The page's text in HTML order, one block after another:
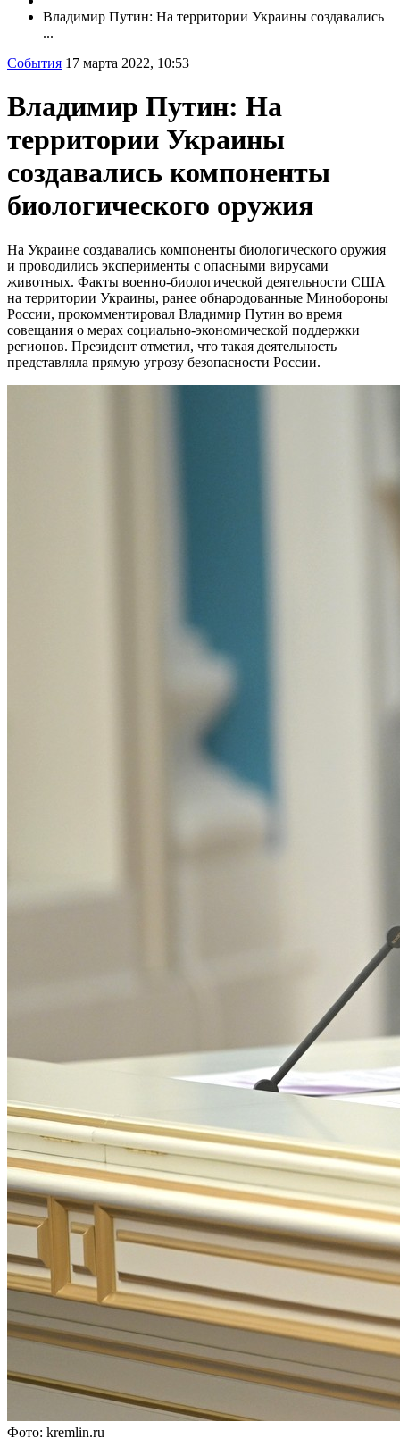
Владимир Путин: На территории Украины создавались
...
События 17 марта 2022, 10:53
Владимир Путин: На
территории Украины
создавались компоненты
биологического оружия
На Украине создавались компоненты биологического оружия
и проводились эксперименты с опасными вирусами
животных. Факты военно-биологической деятельности США
на территории Украины, ранее обнародованные Минобороны
России, прокомментировал Владимир Путин во время
совещания о мерах социально-экономической поддержки
регионов. Президент отметил, что такая деятельность
представляла прямую угрозу безопасности России.
Фото: kremlin.ru